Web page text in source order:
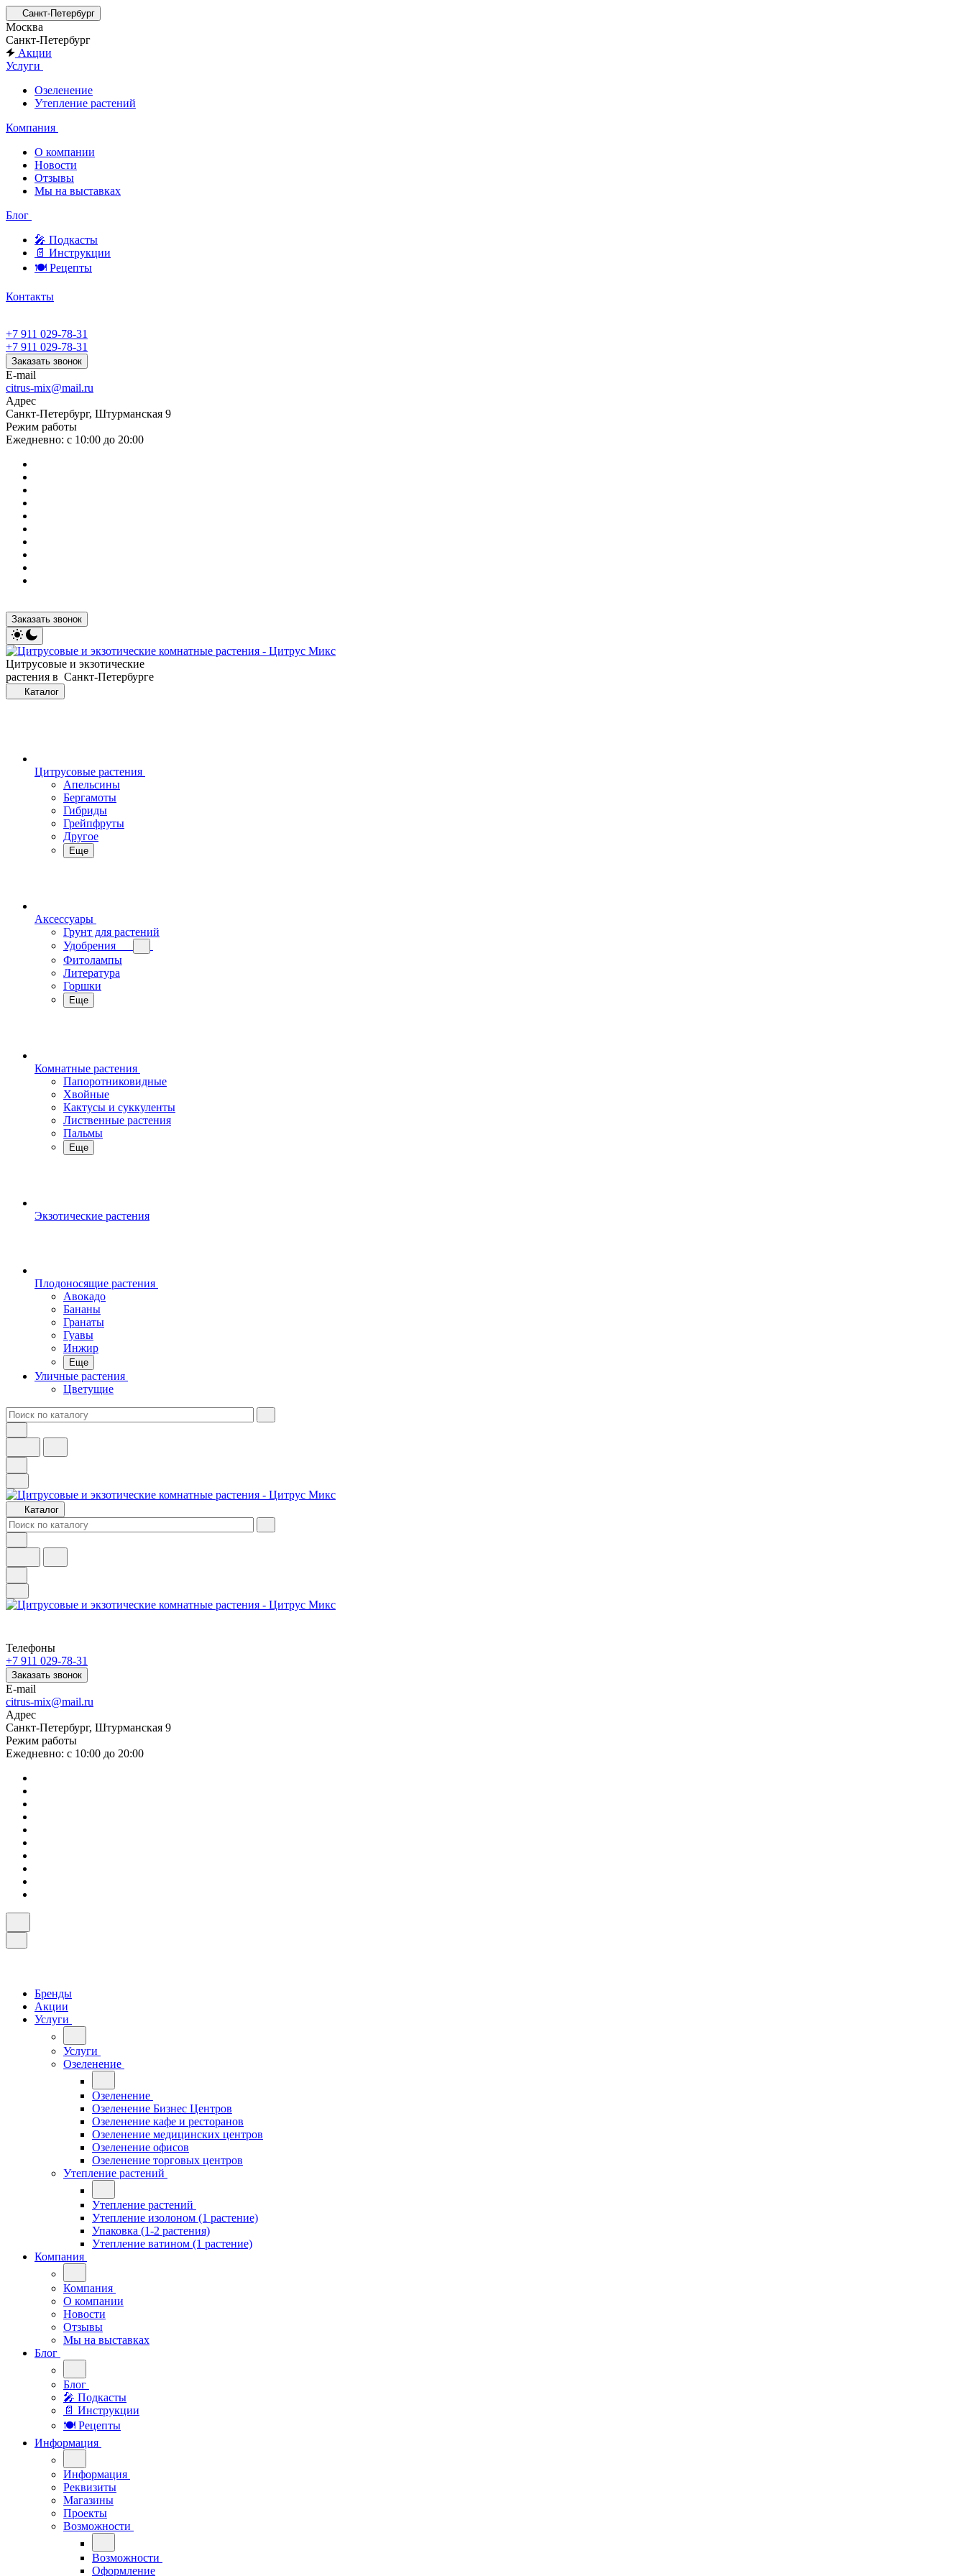
Санкт-Петербург
Москва
Санкт-Петербург
Акции
Услуги
Озеленение
Утепление растений
Компания
О компании
Новости
Отзывы
Мы на выставках
Блог
🎤︎︎ Подкасты
📄 Инструкции
🍽 Рецепты
Контакты
+7 911 029-78-31
+7 911 029-78-31
Заказать звонок
E-mail
citrus-mix@mail.ru
Адрес
Санкт-Петербург, Штурманская 9
Режим работы
Ежедневно: с 10:00 до 20:00
Заказать звонок
Цитрусовые и экзотические
растения в Санкт-Петербурге
Каталог
Цитрусовые растения
Апельсины
Бергамоты
Гибриды
Грейпфруты
Другое
Еще
Аксессуары
Грунт для растений
Удобрения
Фитолампы
Литература
Горшки
Еще
Комнатные растения
Папоротниковидные
Хвойные
Кактусы и суккуленты
Лиственные растения
Пальмы
Еще
Экзотические растения
Плодоносящие растения
Авокадо
Бананы
Гранаты
Гуавы
Инжир
Еще
Уличные растения
Цветущие
Каталог
Телефоны
+7 911 029-78-31
Заказать звонок
E-mail
citrus-mix@mail.ru
Адрес
Санкт-Петербург, Штурманская 9
Режим работы
Ежедневно: с 10:00 до 20:00
Бренды
Акции
Услуги
Услуги
Озеленение
Озеленение
Озеленение Бизнес Центров
Озеленение кафе и ресторанов
Озеленение медицинских центров
Озеленение офисов
Озеленение торговых центров
Утепление растений
Утепление растений
Утепление изолоном (1 растение)
Упаковка (1-2 растения)
Утепление ватином (1 растение)
Компания
Компания
О компании
Новости
Отзывы
Мы на выставках
Блог
Блог
🎤︎︎ Подкасты
📄 Инструкции
🍽 Рецепты
Информация
Информация
Реквизиты
Магазины
Проекты
Возможности
Возможности
Оформление